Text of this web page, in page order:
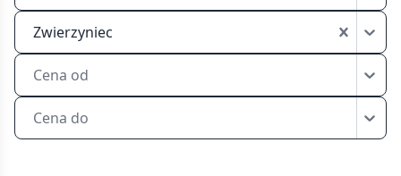
Zwierzyniec
Cena od
Cena do